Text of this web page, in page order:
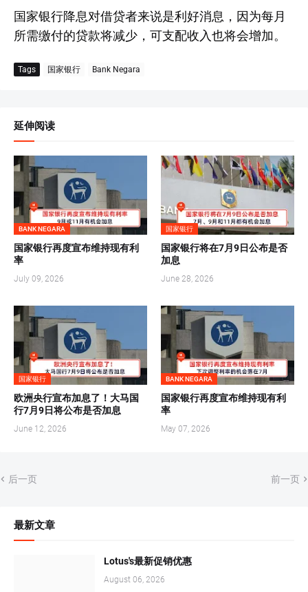
国家银行降息对借贷者来说是利好消息，因为每月
所需缴付的贷款将减少，可支配收入也将会增加。
Tags 国家银行 Bank Negara
延伸阅读
BANK NEGARA
国家银行再度宣布维持现有利
率
July 09, 2026
国家银行
国家银行将在7月9日公布是否
加息
June 28, 2026
国家银行
欧洲央行宣布加息了！大马国
行7月9日将公布是否加息
June 12, 2026
BANK NEGARA
国家银行再度宣布维持现有利
率
May 07, 2026
后一页 前一页
最新文章
Lotus's最新促销优惠
August 06, 2026